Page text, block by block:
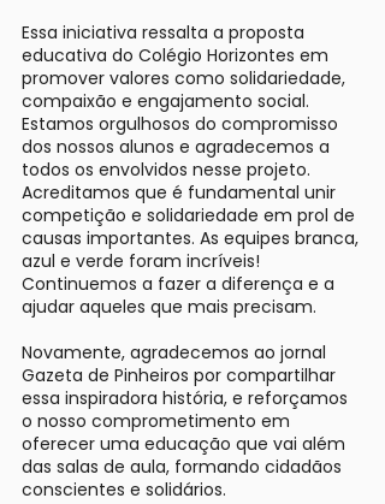
Essa iniciativa ressalta a proposta
educativa do Colégio Horizontes em
promover valores como solidariedade,
compaixão e engajamento social.
Estamos orgulhosos do compromisso
dos nossos alunos e agradecemos a
todos os envolvidos nesse projeto.
Acreditamos que é fundamental unir
competição e solidariedade em prol de
causas importantes. As equipes branca,
azul e verde foram incríveis!
Continuemos a fazer a diferença e a
ajudar aqueles que mais precisam.
Novamente, agradecemos ao jornal
Gazeta de Pinheiros por compartilhar
essa inspiradora história, e reforçamos
o nosso comprometimento em
oferecer uma educação que vai além
das salas de aula, formando cidadãos
conscientes e solidários.